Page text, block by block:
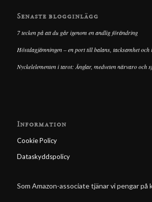
Senaste blogginlägg
7 tecken på att du går igenom en andlig förändring
Höstdagjämningen – en port till balans, tacksamhet och
Nyckelelementen i tarot: Änglar, medveten närvaro och
Information
Cookie Policy
Dataskyddspolicy
Som Amazon-associate tjänar vi pengar på